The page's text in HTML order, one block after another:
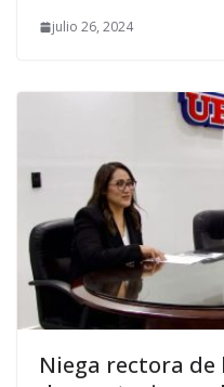
julio 26, 2024
Niega rectora de